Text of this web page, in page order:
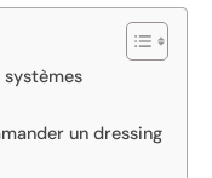
un dressing